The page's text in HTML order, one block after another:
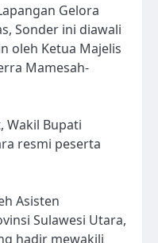
Gelora
Sonder ini diawali
oleh Ketua Majelis
Mamesah-
Wakil Bupati
resmi peserta
Asisten
Sulawesi Utara,
hadir mewakili